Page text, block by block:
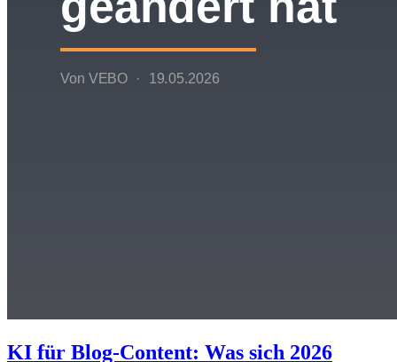
KI für Blog-Content: Was sich 2026